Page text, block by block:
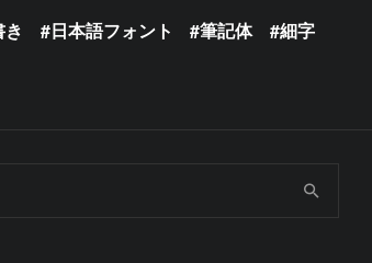
日本語フォント 筆記体
細字